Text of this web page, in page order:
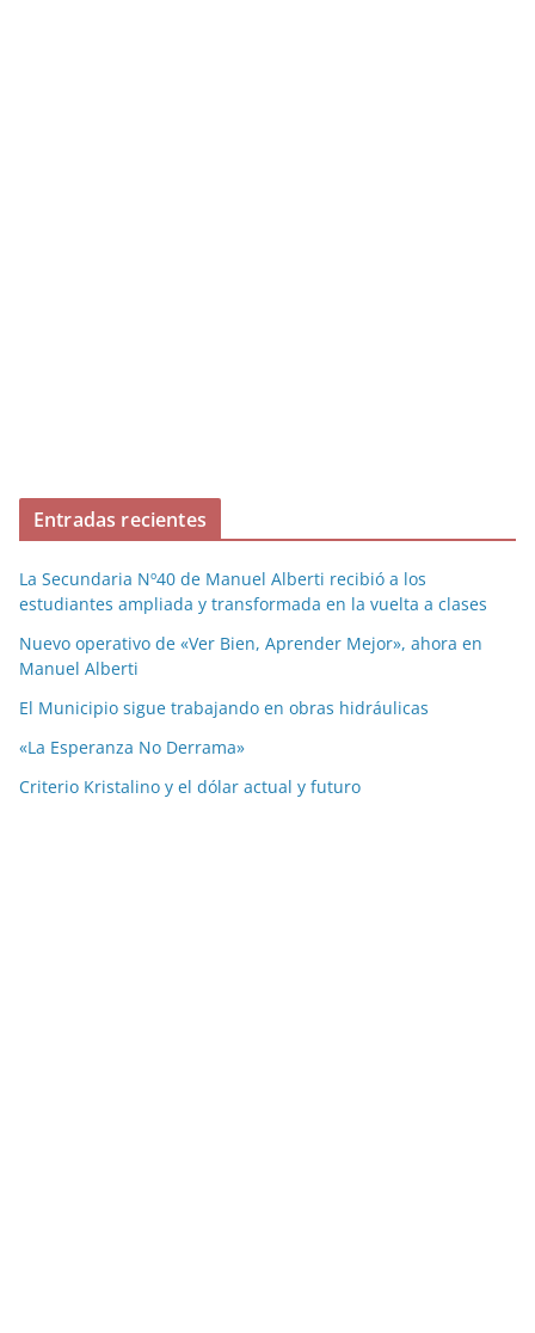
Entradas recientes
La Secundaria Nº40 de Manuel Alberti recibió a los
estudiantes ampliada y transformada en la vuelta a clases
Nuevo operativo de «Ver Bien, Aprender Mejor», ahora en
Manuel Alberti
El Municipio sigue trabajando en obras hidráulicas
«La Esperanza No Derrama»
Criterio Kristalino y el dólar actual y futuro